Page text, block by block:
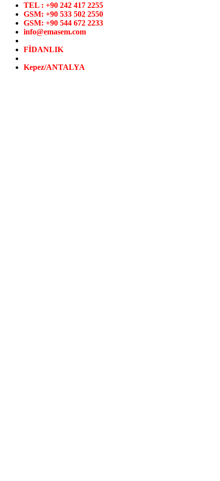
TEL : +90 242 417 2255
GSM: +90 533 502 2550
GSM: +90 544 672 2233
info@emasem.com
FİDANLIK
Kepez/ANTALYA